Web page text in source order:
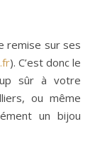
). C’est donc le
sûr à votre
ou même
un bijou